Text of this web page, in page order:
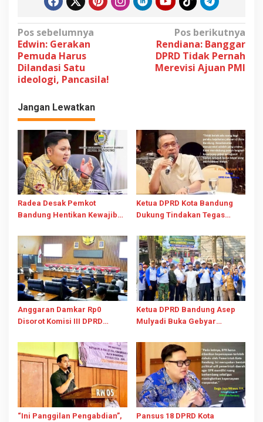
N
a
v
i
g
a
s
i
p
o
s
Pos sebelumnya
Edwin: Gerakan
Pemuda Harus
Dilandasi Satu
ideologi, Pancasila!
Pos berikutnya
Rendiana: Banggar
DPRD Tidak Pernah
Merevisi Ajuan PMI
Jangan Lewatkan
Radea Desak Pemkot
Bandung Hentikan Kewajiban
Sampah
Ketua DPRD Kota Bandung
Dukung Tindakan Tegas
Begal
Anggaran Damkar Rp0
Disorot Komisi III DPRD
Diskominfo Juga Dipangkas
Ketua DPRD Bandung Asep
Mulyadi Buka Gebyar
Royong Kunci Selesaikan
Masalah Kota
“Ini Panggilan Pengabdian”,
Pansus 18 DPRD Kota